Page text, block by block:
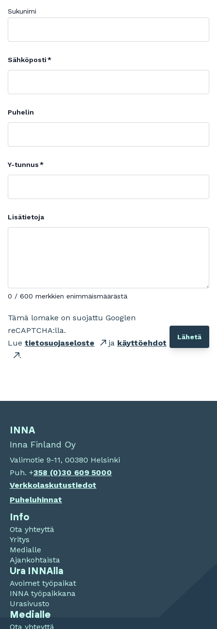
Sukunimi
Sähköposti
Puhelin
Y-tunnus
Lisätietoja
0 / 600 merkkien enimmäismäärästä
Tämä lomake on suojattu Googlen
reCAPTCHA:lla.
Lue tietosuojaseloste ja käyttöehdot
.
INNA
Inna Finland Oy
Valimotie 9-11, 00380 Helsinki
Puh. +358 (0)30 609 5000
Verkkolaskutustiedot
Puheluhinnat
Info
Ota yhteyttä
Yritys
Medialle
Ajankohtaista
Ura INNAlla
Avoimet työpaikat
INNA työpaikkana
Urasivusto
Medialle
Ota yhteyttä